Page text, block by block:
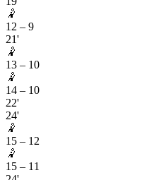
🤾
12 – 9
21'
🤾
13 – 10
🤾
14 – 10
22'
24'
🤾
15 – 12
🤾
15 – 11